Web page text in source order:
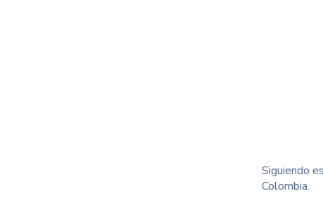
Siguiendo
Colombia.